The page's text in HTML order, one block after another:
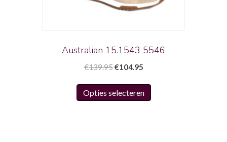
worden
de
productpagina
Australian 15.1543 5546
€139.95Oorspronkelijke
was:
€139.95.
€104.95Huidige
is:
€104.95.
Opties selecteren
Dit